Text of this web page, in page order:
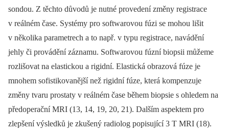
sondou. Z těchto důvodů je nutné provedení změny registrace
v reálném čase. Systémy pro softwarovou fúzi se mohou lišit
v několika parametrech a to např. v typu registrace, navádění
jehly či provádění záznamu. Softwarovou fúzní biopsii můžeme
rozlišovat na elastickou a rigidní. Elastická obrazová fúze je
mnohem sofistikovanější než rigidní fúze, která kompenzuje
změny tvaru prostaty v reálném čase během biopsie s ohledem na
předoperační MRI (13, 14, 19, 20, 21). Dalším aspektem pro
zlepšení výsledků je zkušený radiolog popisující 3 T MRI (18).